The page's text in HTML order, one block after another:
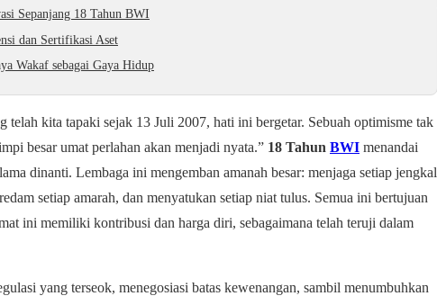
Sepanjang 18 Tahun BWI
dan Sertifikasi Aset
Wakaf sebagai Gaya Hidup
telah kita tapaki sejak 13 Juli 2007, hati ini bergetar. Sebuah optimisme tak
besar umat perlahan akan menjadi nyata.” 18 Tahun BWI menandai
dinanti. Lembaga ini mengemban amanah besar: menjaga setiap jengkal
setiap amarah, dan menyatukan setiap niat tulus. Semua ini bertujuan
ini memiliki kontribusi dan harga diri, sebagaimana telah teruji dalam
yang terseok, menegosiasi batas kewenangan, sambil menumbuhkan